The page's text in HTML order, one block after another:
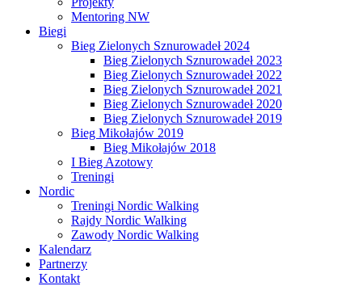
Mentoring NW
Biegi
Bieg Zielonych Sznurowadeł 2024
Bieg Zielonych Sznurowadeł 2023
Bieg Zielonych Sznurowadeł 2022
Bieg Zielonych Sznurowadeł 2021
Bieg Zielonych Sznurowadeł 2020
Bieg Zielonych Sznurowadeł 2019
Bieg Mikołajów 2019
Bieg Mikołajów 2018
I Bieg Azotowy
Treningi
Nordic
Treningi Nordic Walking
Rajdy Nordic Walking
Zawody Nordic Walking
Kalendarz
Partnerzy
Kontakt